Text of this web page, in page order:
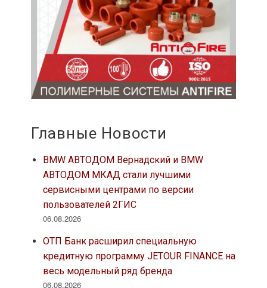
Главные Новости
BMW АВТОДОМ Вернадский и BMW
АВТОДОМ МКАД стали лучшими
сервисными центрами по версии
пользователей 2ГИС
06.08.2026
ОТП Банк расширил специальную
кредитную программу JETOUR FINANCE на
весь модельный ряд бренда
06.08.2026